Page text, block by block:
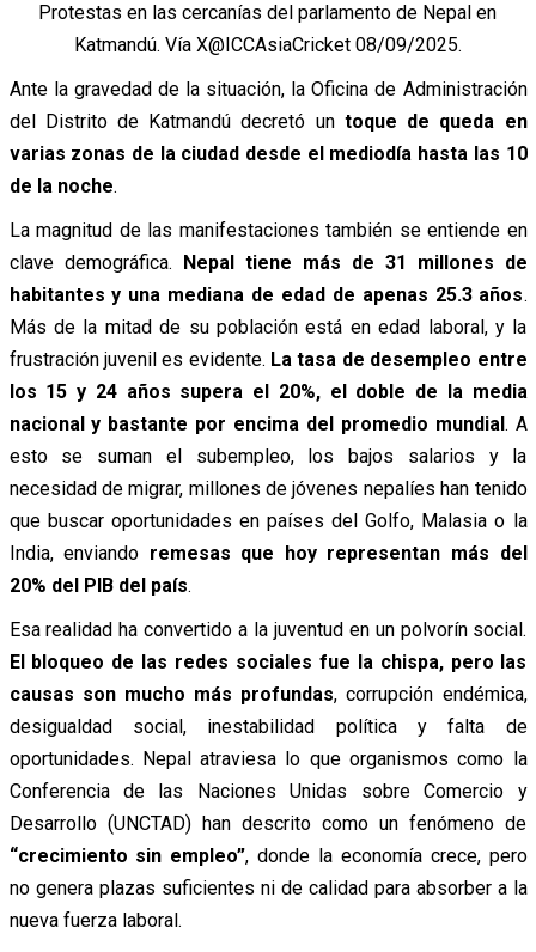
Protestas en las cercanías del parlamento de Nepal en
Katmandú. Vía X@ICCAsiaCricket 08/09/2025.
Ante la gravedad de la situación, la Oficina de Administración
del Distrito de Katmandú decretó un toque de queda en
varias zonas de la ciudad desde el mediodía hasta las 10
de la noche.
La magnitud de las manifestaciones también se entiende en
clave demográfica.
Nepal tiene más de 31 millones de
habitantes y una mediana de edad de apenas 25.3 años.
Más de la mitad de su población está en edad laboral, y la
frustración juvenil es evidente. La tasa de desempleo entre
los 15 y 24 años supera el 20%, el doble de la media
nacional y bastante por encima del promedio mundial . A
esto se suman el subempleo, los bajos salarios y la
necesidad de migrar, millones de jóvenes nepalíes han tenido
que buscar oportunidades en países del Golfo, Malasia o la
India, enviando remesas que hoy representan más del
20% del PIB del país.
Esa realidad ha convertido a la juventud en un polvorín social.
El bloqueo de las redes sociales fue la chispa, pero las
causas son mucho más profundas, corrupción endémica,
desigualdad social, inestabilidad política y falta de
oportunidades. Nepal atraviesa lo que organismos como la
Conferencia de las Naciones Unidas sobre Comercio y
Desarrollo (UNCTAD) han descrito como un fenómeno de
“crecimiento sin empleo”, donde la economía crece, pero
no genera plazas suficientes ni de calidad para absorber a la
nueva fuerza laboral.